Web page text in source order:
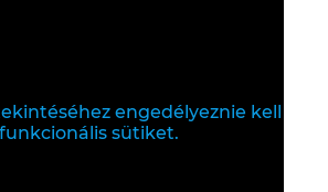
engedélyeznie kell
sütiket.